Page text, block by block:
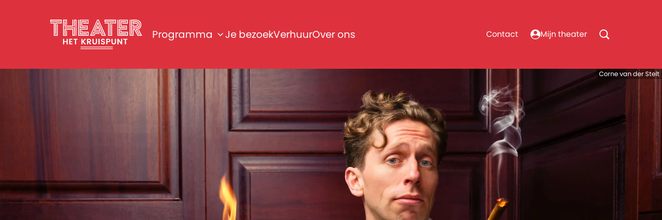
Programma Je bezoekVerhuurOver ons Contact Mijn theater
Corne van der Stelt